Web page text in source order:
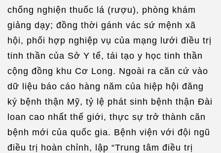
chống nghiện thuốc lá (rượu), phòng khám
giảng dạy; đồng thời gánh vác sứ mệnh xã
hội, phối hợp nghiệp vụ của mạng lưới điều trị
tinh thần của Sở Y tế, tái tạo y học tinh thần
cộng đồng khu Cơ Long. Ngoài ra căn cứ vào
dữ liệu báo cáo hàng năm của hiệp hội đăng
ký bệnh thận Mỹ, tỷ lệ phát sinh bệnh thận Đài
loan cao nhất thế giới, thực sự trở thành căn
bệnh mới của quốc gia. Bệnh viện với đội ngũ
điều trị hoàn chỉnh, lập “Trung tâm điều trị